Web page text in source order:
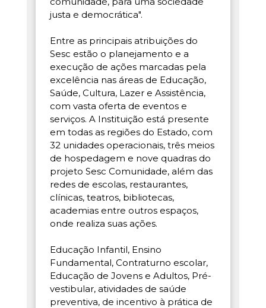
justa e democrática".
Entre as principais atribuições do
Sesc estão o planejamento e a
execução de ações marcadas pela
excelência nas áreas de Educação,
Saúde, Cultura, Lazer e Assistência,
com vasta oferta de eventos e
serviços. A Instituição está presente
em todas as regiões do Estado, com
32 unidades operacionais, três meios
de hospedagem e nove quadras do
projeto Sesc Comunidade, além das
redes de escolas, restaurantes,
clínicas, teatros, bibliotecas,
academias entre outros espaços,
onde realiza suas ações.
Educação Infantil, Ensino
Fundamental, Contraturno escolar,
Educação de Jovens e Adultos, Pré-
vestibular, atividades de saúde
preventiva, de incentivo à prática de